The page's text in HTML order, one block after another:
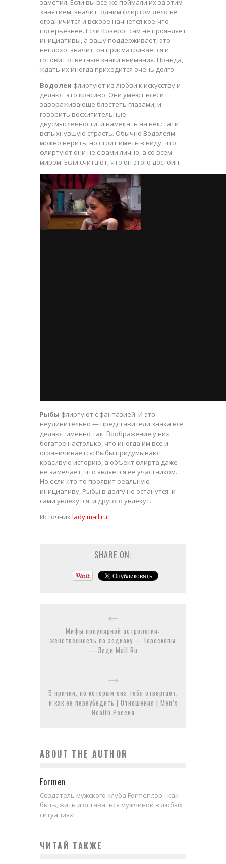
заметил. Если вы все же поймали их за этим
занятием, значит, одним флиртом дело не
ограничится и вскоре начнется кое-что
посерьезнее. Если Козерог сам не проявляет
инициативы, а вашу поддерживает, это
неплохо: значит, он присматривается и
готовит ответные знаки внимания. Правда,
ждать их иногда приходится очень долго.
Водолеи флиртуют из любви к искусству и
делают это красиво. Они умеют все: и
завораживающе блестеть глазами, и
говорить восхитительные
двусмысленности, и намекать на некстати
вспыхнувшую страсть. Обычно Водолеям
можно верить, но стоит иметь в виду, что
флиртуют они не с вами лично, а со всем
миром. Если считают, что он этого достоин.
Рыбы флиртуют с фантазией. И это
неудивительно — представители знака все
делают именно так. Воображение у них
богатое настолько, что иногда им все и
ограничивается: Рыбы придумывают
красивую историю, а объект флирта даже
не замечает, что является ее участником.
Но если кто-то проявит реальную
инициативу, Рыбы в долгу не останутся: и
сами увлекутся, и другого увлекут.
Источник lady.mail.ru
SHARE ON:
Мифы популярной астрологии:
женственность по зодиаку — Гороскопы
— Леди Mail.Ru
5 причин, по которым она тебя отвергает,
и как ее переубедить | Отношения | Men’s
Health Россия
ABOUT THE AUTHOR
Formen
Создатель мужского клуба Formen.top - как
быть, жить и оставаться мужчиной в любых
ситуациях!
ЧИТАЙ ТАКЖЕ